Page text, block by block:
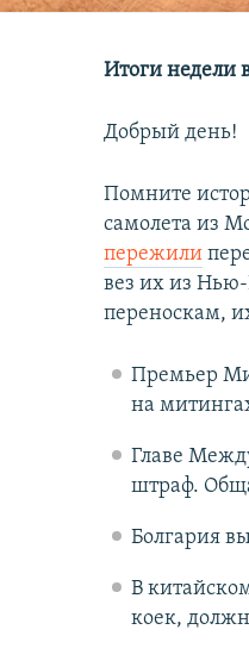
Итоги недели
Добрый день!
Помните
самолета из
пережили
вез их из
переноскам,
Премьер
на
Главе
штраф.
Болгария
В
коек,